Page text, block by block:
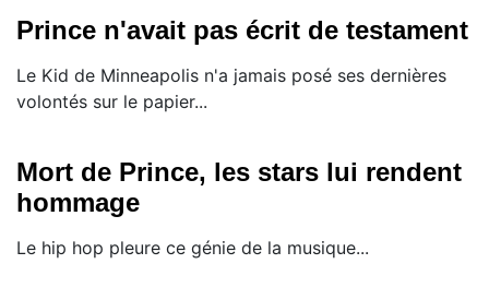
Prince n'avait pas écrit de testament
Le Kid de Minneapolis n'a jamais posé ses dernières
volontés sur le papier...
Mort de Prince, les stars lui rendent
hommage
Le hip hop pleure ce génie de la musique...